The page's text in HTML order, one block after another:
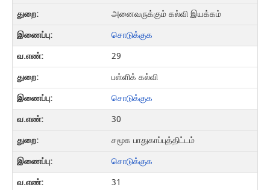
அனைவருக்கும் கல்வி இயக்கம்
சொடுக்குக
29
பள்ளிக் கல்வி
சொடுக்குக
30
சமூக பாதுகாப்புத்திட்டம்
சொடுக்குக
31